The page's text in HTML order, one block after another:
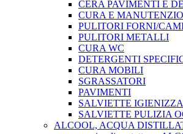
CERA PAVIMENTI E
CURA E
PULITORI FORNI/
PULITORI METALLI
CURA WC
DETERGENTI
CURA MOBILI
SGRASSATORI
PAVIMENTI
SALVIETTE
SALVIETTE PULIZIA
ALCOOL, ACQUA